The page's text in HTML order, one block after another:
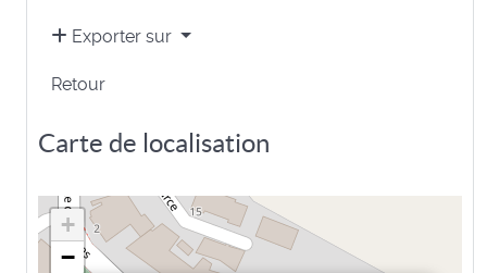
Exporter sur
Retour
Carte de localisation
+
−